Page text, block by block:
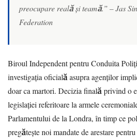
preocupare reală și teamă.” – Jas
Federation
Biroul Independent pentru Conduita
investigația oficială asupra agenților
doar ca martori. Decizia finală privind o
legislației referitoare la armele
Parlamentului de la Londra, în timp ce
pregătește noi mandate de arestare